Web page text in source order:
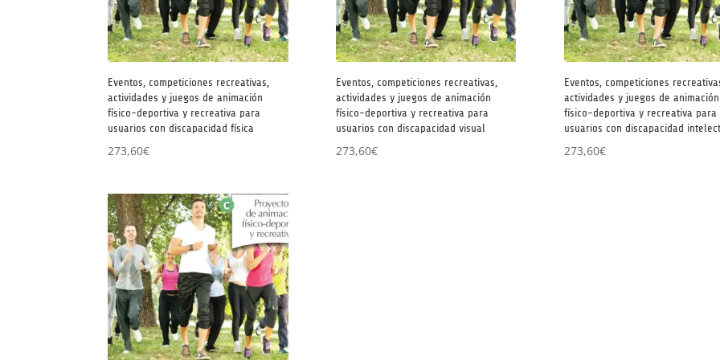
Eventos, competiciones recreativas,
actividades y juegos de animación
físico-deportiva y recreativa para
usuarios con discapacidad física
273,60€
Eventos, competiciones recreativas,
actividades y juegos de animación
físico-deportiva y recreativa para
usuarios con discapacidad visual
273,60€
Eventos, competiciones
actividades y juegos de animación
físico-deportiva y recreativa para
usuarios con discapacidad
273,60€